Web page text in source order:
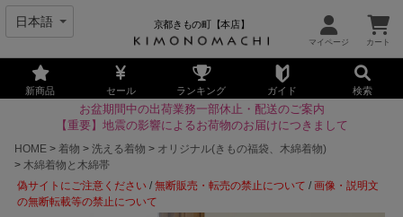
京都きもの町【本店】
新商品 セール ランキング ガイド 検索
お盆期間中の出荷業務一部休止・配送のご案内
【重要】地震の影響によるお荷物のお届けにつきまして
HOME
着物 洗える着物
オリジナル(きもの福袋、木綿着物)
木綿着物と木綿帯
偽サイトにご注意ください /無断販売・転売の禁止について /画像・説明文
の無断転載等の禁止について